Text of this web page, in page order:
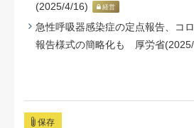
(2025/4/16)
経営
急性呼吸器感染症の定点報告、コ
報告様式の簡略化も 厚労省
保存